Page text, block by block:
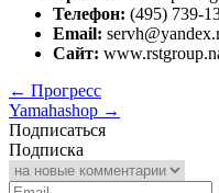
Телефон: (495) 739-
Email:
Сайт:
← Прогресс
Yamahashop →
Подписаться
Подписка